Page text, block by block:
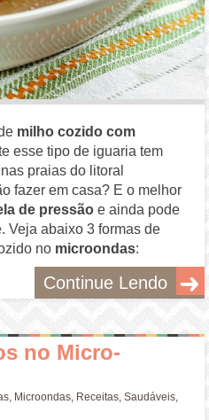
milho cozido com
esse tipo de iguaria tem
praias do litoral
fazer em casa? E o melhor
de pressão e ainda pode
Veja abaixo 3 formas de
no microondas:
Continue Lendo
no Micro-
, Microondas, Receitas,Saudáveis,